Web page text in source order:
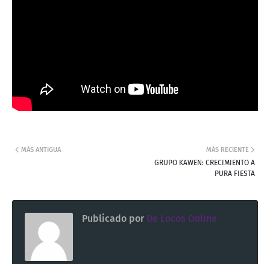
MÁS RECIENTE
GRUPO KAWEN: CRECIMIENTO A
PURA FIESTA
MÁS ANTIGUA
Publicado por De Locos Online